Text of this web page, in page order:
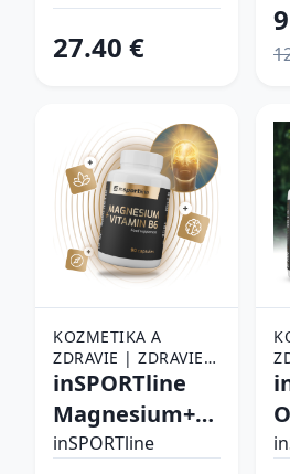
27.40 €
KOZMETIKA A
ZDRAVIE | ZDRAVIE |
LIEKY, VITAMÍNY A
DOPLNKY |
VITAMÍNY A
MINERÁLY
inSPORTline
Magnesium+Vitamin
B6
inSPORTline